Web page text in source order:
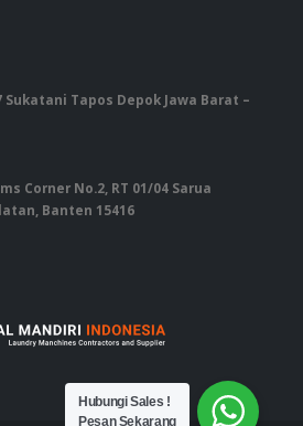
Sukatani Tapos Depok Jawa Barat –
Corner No.2, RT 01/04 Sarua
Banten 15416
Hubungi Sales !
Pesan Sekarang